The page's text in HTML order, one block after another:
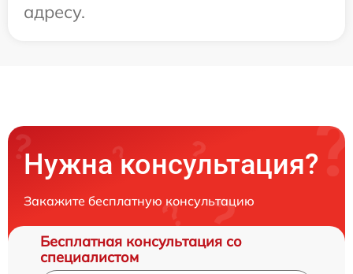
адресу.
Нужна консультация?
Закажите бесплатную консультацию
Бесплатная консультация со
специалистом